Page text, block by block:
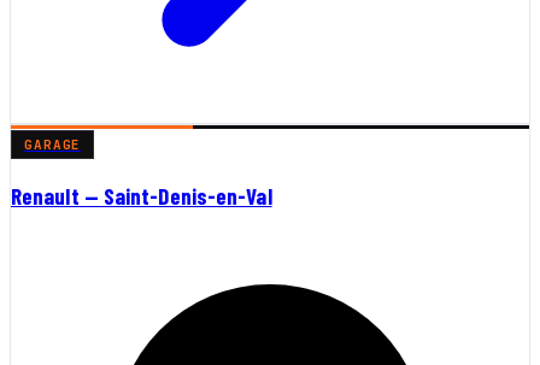
GARAGE
Renault — Saint-Denis-en-Val